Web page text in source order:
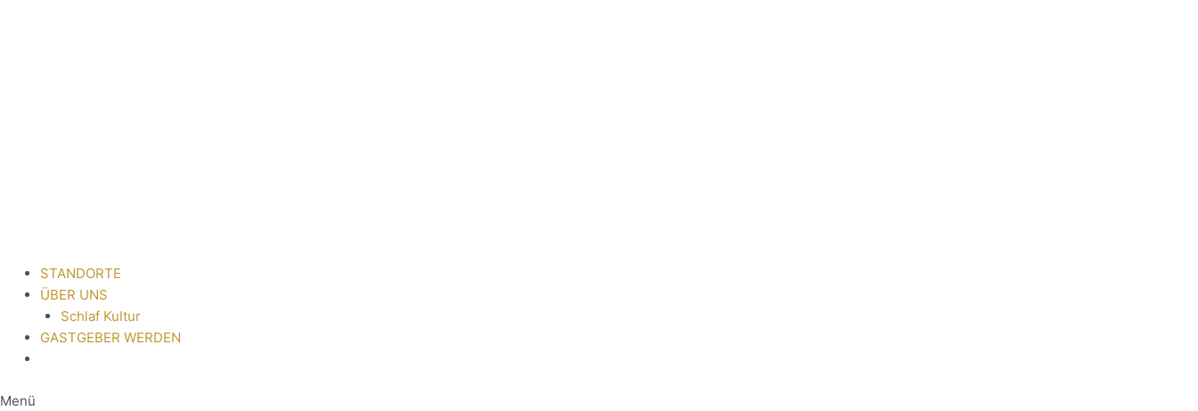
STANDORTE
ÜBER UNS
Schlaf Kultur
GASTGEBER WERDEN
Menü